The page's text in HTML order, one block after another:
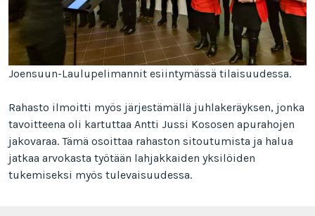
Joensuun-Laulupelimannit esiintymässä tilaisuudessa.
Rahasto ilmoitti myös järjestämällä juhlakeräyksen, jonka
tavoitteena oli kartuttaa Antti Jussi Kososen apurahojen
jakovaraa. Tämä osoittaa rahaston sitoutumista ja halua
jatkaa arvokasta työtään lahjakkaiden yksilöiden
tukemiseksi myös tulevaisuudessa.